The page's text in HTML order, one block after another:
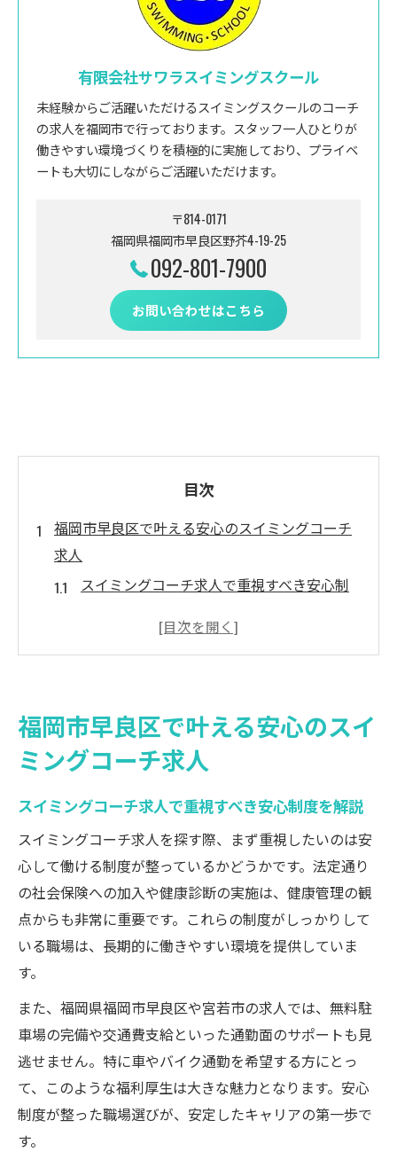
有限会社サワラスイミングスクール
未経験からご活躍いただけるスイミングスクールのコーチ
の求人を福岡市で行っております。スタッフ一人ひとりが
働きやすい環境づくりを積極的に実施しており、プライベ
ートも大切にしながらご活躍いただけます。
〒814-0171
福岡県福岡市早良区野芥4-19-25
092-801-7900
お問い合わせはこちら
目次
福岡市早良区で叶える安心のスイミングコーチ
求人
スイミングコーチ求人で重視すべき安心制
スイミングコーチ求人の働きやすい環境作
人の特徴
スイミングコーチ求人と地域密着型サポー
スイミングコーチ求人選びで確認したい福
利厚生
スイミングコーチ求人を選ぶ条件と制度の違い
スイミングコーチ求人の比較ポイントと条
件整理法
スイミングコーチ求人の制度内容を徹底チ
スイミングコーチ求人の雇用形態ごとの違
いを解説
スイミングコーチ求人で見るべき給与体系
の特徴
スイミングコーチ求人の選び方と働きやす
福岡市早良区で叶える安心のスイ
ミングコーチ求人
スイミングコーチ求人で重視すべき安心制度を解説
スイミングコーチ求人を探す際、まず重視したいのは安
心して働ける制度が整っているかどうかです。法定通り
の社会保険への加入や健康診断の実施は、健康管理の観
点からも非常に重要です。これらの制度がしっかりして
いる職場は、長期的に働きやすい環境を提供していま
す。
また、福岡県福岡市早良区や宮若市の求人では、無料駐
車場の完備や交通費支給といった通勤面のサポートも見
逃せません。特に車やバイク通勤を希望する方にとっ
て、このような福利厚生は大きな魅力となります。安心
制度が整った職場選びが、安定したキャリアの第一歩で
す。